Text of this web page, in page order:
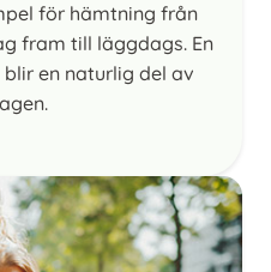
för hämtning från
fram till läggdags. En
en naturlig del av